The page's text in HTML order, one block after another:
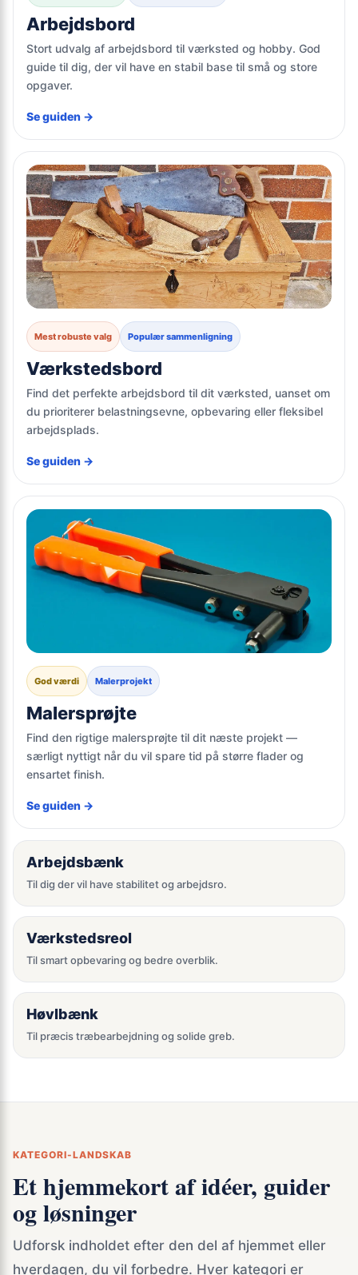
Arbejdsbord
Stort udvalg af arbejdsbord til værksted og hobby. God
guide til dig, der vil have en stabil base til små og store
opgaver.
Se guiden →
Mest robuste valg Populær sammenligning
Værkstedsbord
Find det perfekte arbejdsbord til dit værksted, uanset om
du prioriterer belastningsevne, opbevaring eller fleksibel
arbejdsplads.
Se guiden →
God værdi Malerprojekt
Malersprøjte
Find den rigtige malersprøjte til dit næste projekt —
særligt nyttigt når du vil spare tid på større flader og
ensartet finish.
Se guiden →
Arbejdsbænk
Til dig der vil have stabilitet og arbejdsro.
Værkstedsreol
Til smart opbevaring og bedre overblik.
Høvlbænk
Til præcis træbearbejdning og solide greb.
KATEGORI-LANDSKAB
Et hjemmekort af idéer, guider
og løsninger
Udforsk indholdet efter den del af hjemmet eller
hverdagen, du vil forbedre. Hver kategori er